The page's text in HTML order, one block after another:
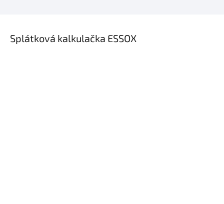
Splátková kalkulačka ESSOX